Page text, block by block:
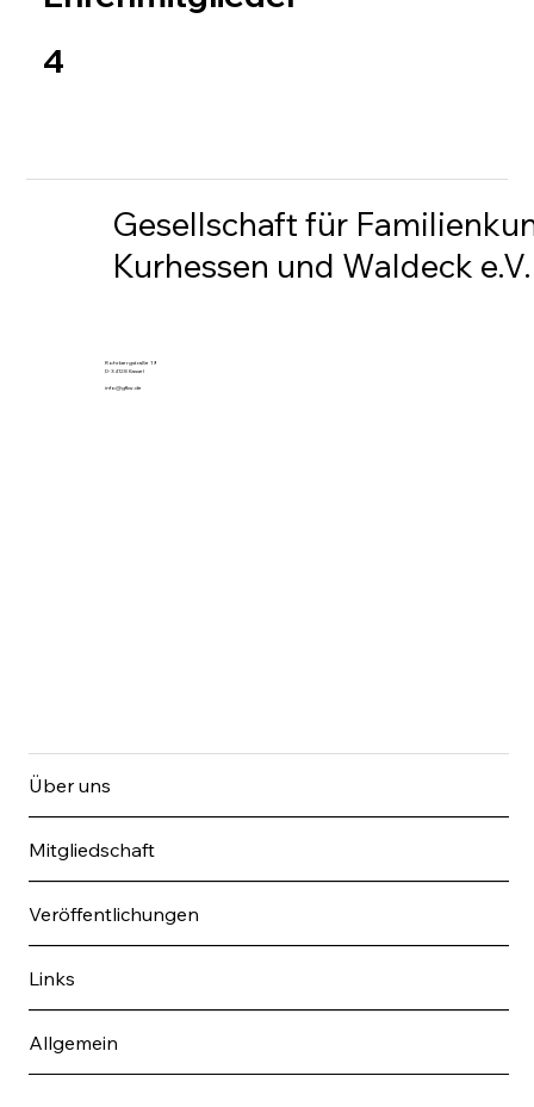
4
Gesellschaft für
Kurhessen und Waldeck e.V.
Rohrbergstraße 19
D-34128 Kassel
info@gfkw.de
Über uns
Mitgliedschaft
Veröffentlichungen
Links
Allgemein